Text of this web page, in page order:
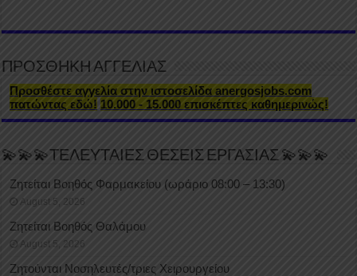
ΠΡΟΣΘΗΚΗ ΑΓΓΕΛΙΑΣ
Προσθέστε αγγελία στην ιστοσελίδα anergosjobs.com
πατώντας εδώ! 10.000 - 15.000 επισκέπτες καθημερινώς!
💫💫💫ΤΕΛΕΥΤΑΙΕΣ ΘΕΣΕΙΣ ΕΡΓΑΣΙΑΣ 💫💫💫
Ζητείται Βοηθός Φαρμακείου (ωράριο 08:00 – 13:30)
August 5, 2026
Ζητείται Βοηθός Θαλάμου
August 5, 2026
Ζητούνται Νοσηλευτές/τριες Χειρουργείου